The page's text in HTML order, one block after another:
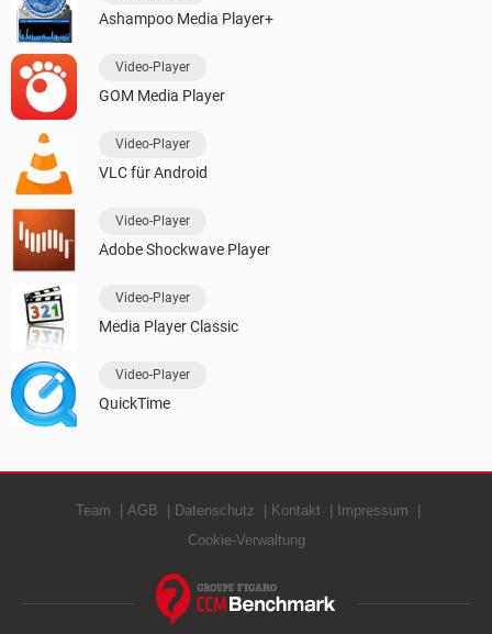
Ashampoo Media Player+
Video-Player
GOM Media Player
Video-Player
VLC für Android
Video-Player
Adobe Shockwave Player
Video-Player
Media Player Classic
Video-Player
QuickTime
Team AGB Datenschutz Kontakt
Impressum
Cookie-Verwaltung